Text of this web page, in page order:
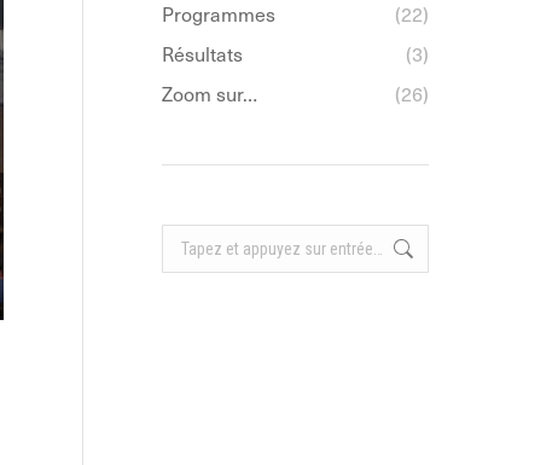
Programmes
(22)
Résultats
(3)
Zoom sur…
(26)
Recherche
: